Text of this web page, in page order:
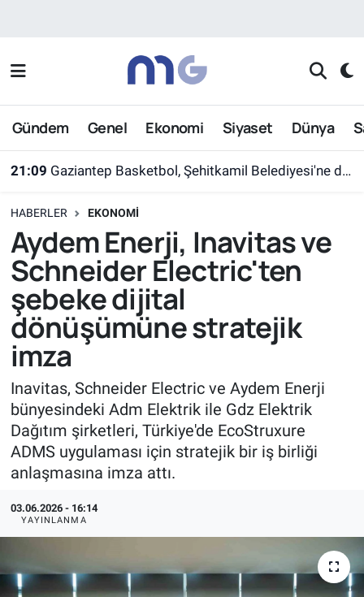
Gündem Genel Ekonomi Siyaset Dünya
21:09 Gaziantep Basketbol, Şehitkamil Belediyesi'ne devredildi
HABERLER EKONOMI
Aydem Enerji, Inavitas ve
Schneider Electric'ten
şebeke dijital
dönüşümüne stratejik
imza
Inavitas, Schneider Electric ve Aydem Enerji
bünyesindeki Adm Elektrik ile Gdz Elektrik
Dağıtım şirketleri, Türkiye'de EcoStruxure
ADMS uygulaması için stratejik bir iş birliği
anlaşmasına imza attı.
03.06.2026 - 16:14
YAYINLANMA
Nöbetçi Eczaneler
Hava Durumu
Süper Lig Puan Durumu ve Fikstür
Tüm Manşetler
Son Dakika Haberleri
Haber Arşivi